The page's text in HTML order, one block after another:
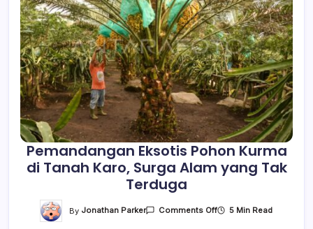
Pemandangan Eksotis Pohon Kurma
di Tanah Karo, Surga Alam yang Tak
Terduga
By Jonathan Parker Comments OffOn 5 Min Read